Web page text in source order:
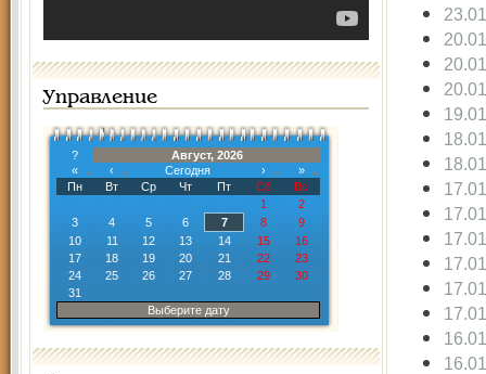
Управление
?
Август, 2026
«
‹ Сегодня ›
»
Пн
Вт Ср Чт Пт Сб
Вс
1
2
3
4 5 6 7 8
9
10
11 12 13 14 15
16
17
18 19 20 21 22
23
24
25 26 27 28 29
30
31
Выберите дату